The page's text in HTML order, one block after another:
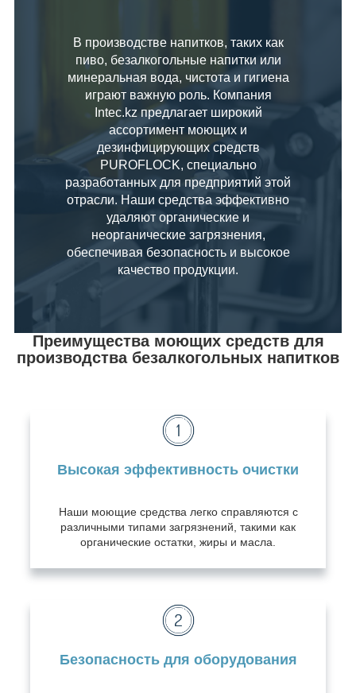
В производстве напитков, таких как
пиво, безалкогольные напитки или
минеральная вода, чистота и гигиена
играют важную роль. Компания
Intec.kz предлагает широкий
ассортимент моющих и
дезинфицирующих средств
PUROFLOCK, специально
разработанных для предприятий этой
отрасли. Наши средства эффективно
удаляют органические и
неорганические загрязнения,
обеспечивая безопасность и высокое
качество продукции.
Преимущества моющих средств для
производства безалкогольных напитков
Высокая эффективность очистки
Наши моющие средства легко справляются с
различными типами загрязнений, такими как
органические остатки, жиры и масла.
Безопасность для оборудования